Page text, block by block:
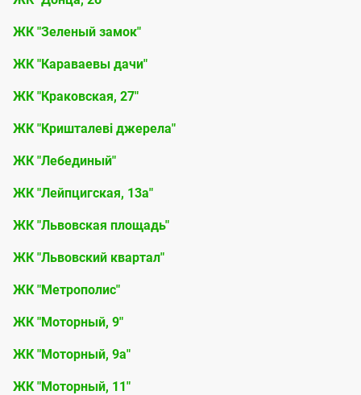
ЖК "Зеленый замок"
ЖК "Караваевы дачи"
ЖК "Краковская, 27"
ЖК "Кришталеві джерела"
ЖК "Лебединый"
ЖК "Лейпцигская, 13а"
ЖК "Львовская площадь"
ЖК "Львовский квартал"
ЖК "Метрополис"
ЖК "Моторный, 9"
ЖК "Моторный, 9а"
ЖК "Моторный, 11"